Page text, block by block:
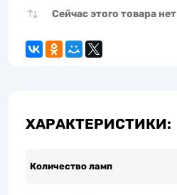
Сейчас этого товара нет
ХАРАКТЕРИСТИКИ:
Количество ламп